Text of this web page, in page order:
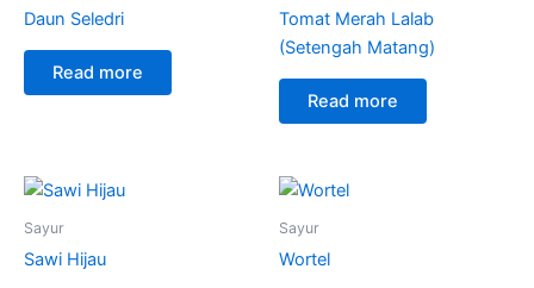
Daun Seledri
Read more
Tomat Merah Lalab
(Setengah Matang)
Read more
Sayur
Sawi Hijau
Sayur
Wortel